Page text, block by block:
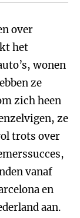
over
het
wonen
ze
zich heen
ze
trots over
vanaf
en
aan.